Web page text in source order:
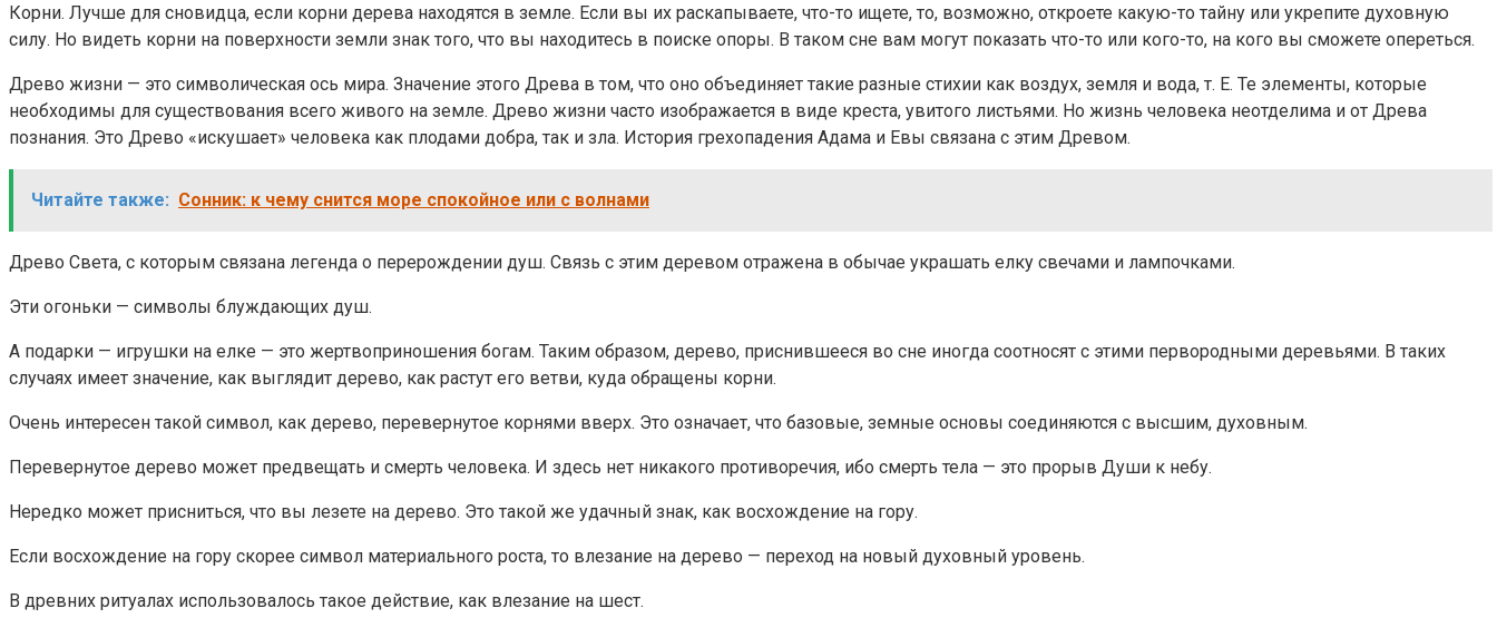
Корни. Лучше для сновидца, если корни дерева находятся в земле. Если вы их раскапываете, что-то ищете, то, возможно, откроете какую-то тайну или укрепите духовную
силу. Но видеть корни на поверхности земли знак того, что вы находитесь в поиске опоры. В таком сне вам могут показать что-то или кого-то, на кого вы сможете опереться.
Древо жизни — это символическая ось мира. Значение этого Древа в том, что оно объединяет такие разные стихии как воздух, земля и вода, т. Е. Те элементы, которые
необходимы для существования всего живого на земле. Древо жизни часто изображается в виде креста, увитого листьями. Но жизнь человека неотделима и от Древа
познания. Это Древо «искушает» человека как плодами добра, так и зла. История грехопадения Адама и Евы связана с этим Древом.
Читайте также: Сонник: к чему снится море спокойное или с волнами
Древо Света, с которым связана легенда о перерождении душ. Связь с этим деревом отражена в обычае украшать елку свечами и лампочками.
Эти огоньки — символы блуждающих душ.
А подарки — игрушки на елке — это жертвоприношения богам. Таким образом, дерево, приснившееся во сне иногда соотносят с этими первородными деревьями. В таких
случаях имеет значение, как выглядит дерево, как растут его ветви, куда обращены корни.
Очень интересен такой символ, как дерево, перевернутое корнями вверх. Это означает, что базовые, земные основы соединяются с высшим, духовным.
Перевернутое дерево может предвещать и смерть человека. И здесь нет никакого противоречия, ибо смерть тела — это прорыв Души к небу.
Нередко может присниться, что вы лезете на дерево. Это такой же удачный знак, как восхождение на гору.
Если восхождение на гору скорее символ материального роста, то влезание на дерево — переход на новый духовный уровень.
В древних ритуалах использовалось такое действие, как влезание на шест.